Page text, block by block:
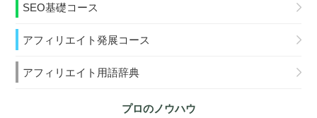
SEO基礎コース
アフィリエイト発展コース
アフィリエイト用語辞典
プロのノウハウ